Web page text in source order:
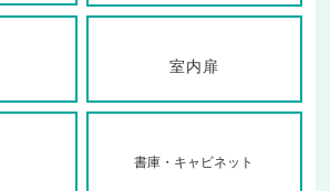
室内扉
書庫・キャビネット